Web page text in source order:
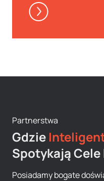
Partnerstwa
Gdzie
Spotykają
Posiadamy bogate